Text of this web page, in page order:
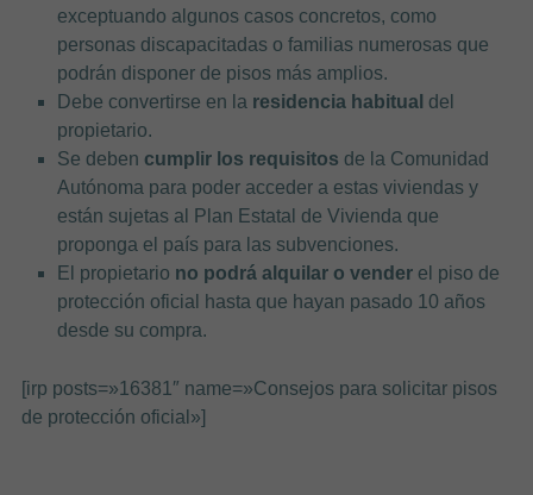
exceptuando algunos casos concretos, como
personas discapacitadas o familias numerosas que
podrán disponer de pisos más amplios.
Debe convertirse en la residencia habitual del
propietario.
Se deben cumplir los requisitos de la Comunidad
Autónoma para poder acceder a estas viviendas y
están sujetas al Plan Estatal de Vivienda que
proponga el país para las subvenciones.
El propietario no podrá alquilar o vender el piso de
protección oficial hasta que hayan pasado 10 años
desde su compra.
[irp posts=»16381″ name=»Consejos para solicitar pisos
de protección oficial»]